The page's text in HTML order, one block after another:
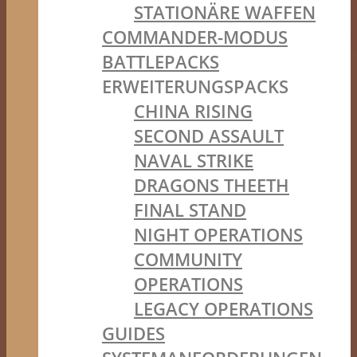
STATIONÄRE WAFFEN
COMMANDER-MODUS
BATTLEPACKS
ERWEITERUNGSPACKS
CHINA RISING
SECOND ASSAULT
NAVAL STRIKE
DRAGONS THEETH
FINAL STAND
NIGHT OPERATIONS
COMMUNITY
OPERATIONS
LEGACY OPERATIONS
GUIDES